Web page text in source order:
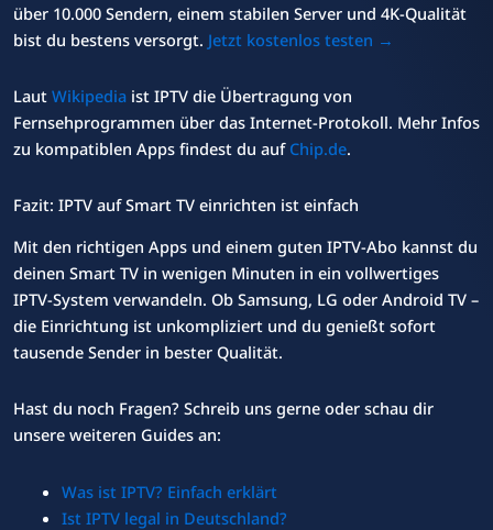
über 10.000 Sendern, einem stabilen Server und 4K-Qualität
bist du bestens versorgt. Jetzt kostenlos testen →
Laut Wikipedia ist IPTV die Übertragung von
Fernsehprogrammen über das Internet-Protokoll. Mehr Infos
zu kompatiblen Apps findest du auf Chip.de.
Fazit: IPTV auf Smart TV einrichten ist einfach
Mit den richtigen Apps und einem guten IPTV-Abo kannst du
deinen Smart TV in wenigen Minuten in ein vollwertiges
IPTV-System verwandeln. Ob Samsung, LG oder Android TV –
die Einrichtung ist unkompliziert und du genießt sofort
tausende Sender in bester Qualität.
Hast du noch Fragen? Schreib uns gerne oder schau dir
unsere weiteren Guides an:
Was ist IPTV? Einfach erklärt
Ist IPTV legal in Deutschland?